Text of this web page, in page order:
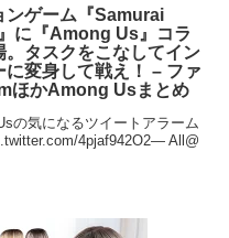
ンゲーム『Samurai
に『Among Us』コラ
。タスクをこなしてイン
に変身して戦え！ – ファ
ほかAmong Usまとめ
の気になるツイートアラーム
4pjaf942O2— All@